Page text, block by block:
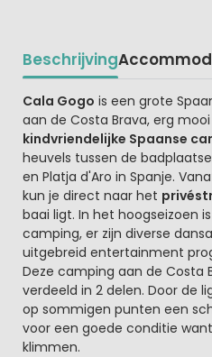
Beschrijving
Beschrijving
Cala Gogo is een grote
aan de Costa Brava, erg
kindvriendelijke Spaanse
heuvels tussen de
en Platja d'Aro in Spanje.
kun je direct naar het
baai ligt. In het hoogseizoen
camping, er zijn diverse
uitgebreid entertainment
Deze camping aan de Costa
verdeeld in 2 delen. Door de
op sommigen punten een
voor een goede conditie
klimmen.